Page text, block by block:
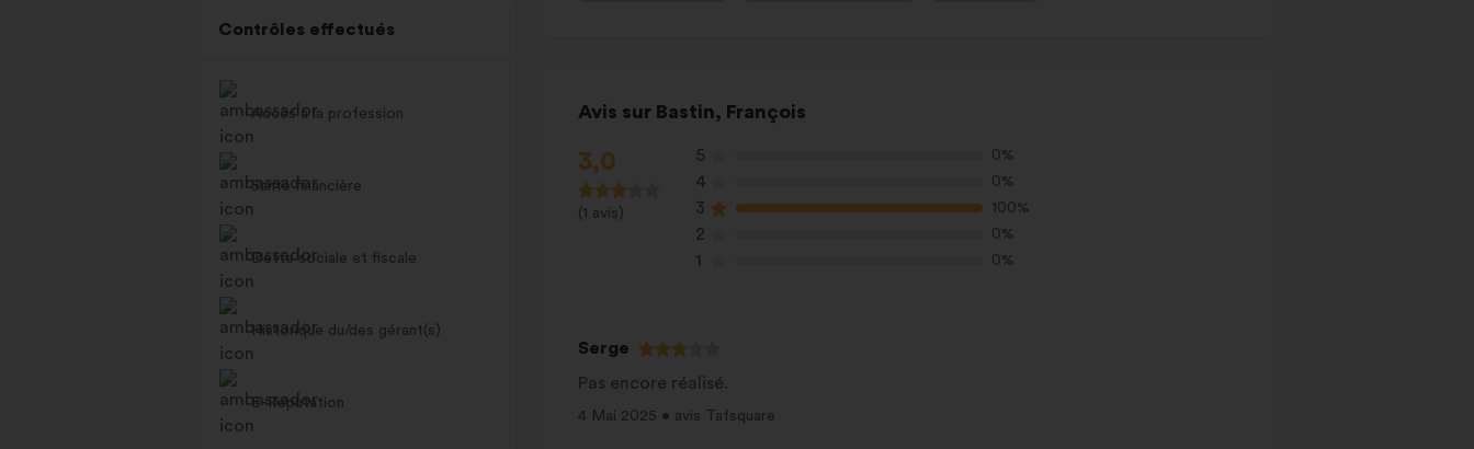
Contrôles effectués
Accès à la profession
Santé financière
Dette sociale et fiscale
Historique du/des gérant(s)
E-Réputation
Avis sur Bastin, François
3,0
(1 avis)
5 0%
4 0%
3 100%
2 0%
1 0%
Serge
Pas encore réalisé.
4 Mai 2025 • avis Tafsquare